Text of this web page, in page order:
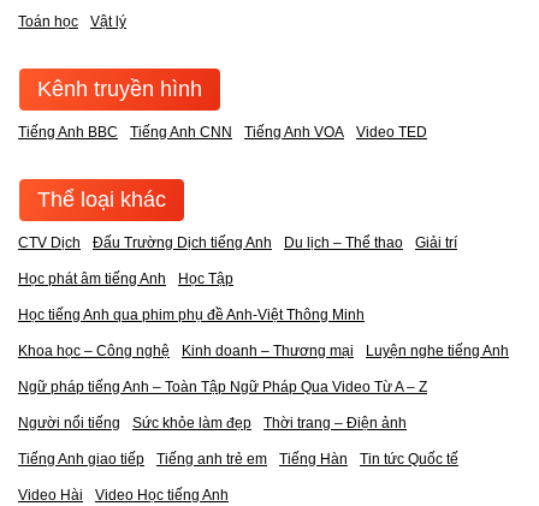
Toán học Vật lý
Kênh truyền hình
Tiếng Anh BBC Tiếng Anh CNN Tiếng Anh VOA Video TED
Thể loại khác
CTV Dịch Đấu Trường Dịch tiếng Anh Du lịch – Thể thao Giải trí
Học phát âm tiếng Anh Học Tập
Học tiếng Anh qua phim phụ đề Anh-Việt Thông Minh
Khoa học – Công nghệ Kinh doanh – Thương mại Luyện nghe tiếng Anh
Ngữ pháp tiếng Anh – Toàn Tập Ngữ Pháp Qua Video Từ A – Z
Người nổi tiếng Sức khỏe làm đẹp Thời trang – Điện ảnh
Tiếng Anh giao tiếp Tiếng anh trẻ em Tiếng Hàn Tin tức Quốc tế
Video Hài Video Học tiếng Anh